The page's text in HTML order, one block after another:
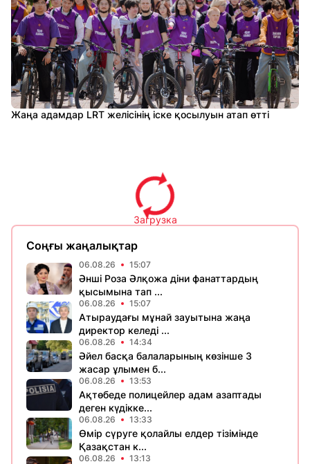
Жаңа адамдар LRT желісінің іске қосылуын атап өтті
Загрузка
Соңғы жаңалықтар
06.08.26 15:07
Әнші Роза Әлқожа діни фанаттардың
қысымына тап ...
06.08.26 15:07
Атыраудағы мұнай зауытына жаңа
директор келеді ...
06.08.26 14:34
Әйел басқа балаларының көзінше 3
жасар ұлымен б...
06.08.26 13:53
Ақтөбеде полицейлер адам азаптады
деген күдікке...
06.08.26 13:33
Өмір сүруге қолайлы елдер тізімінде
Қазақстан к...
06.08.26 13:13